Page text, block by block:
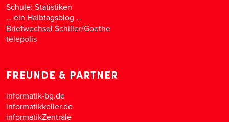
Schule: Statistiken
… ein Halbtagsblog …
Briefwechsel Schiller/Goethe
telepolis
FREUNDE & PARTNER
informatik-bg.de
informatikkeller.de
informatikZentrale